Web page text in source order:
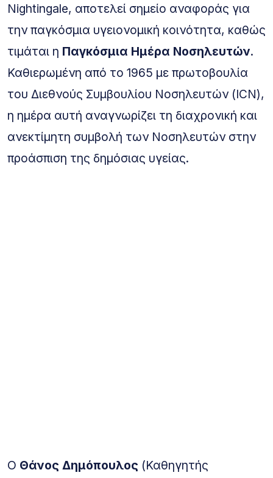
Nightingale, αποτελεί σημείο αναφοράς για
την παγκόσμια υγειονομική κοινότητα, καθώς
τιμάται η Παγκόσμια Ημέρα Νοσηλευτών.
Καθιερωμένη από το 1965 με πρωτοβουλία
του Διεθνούς Συμβουλίου Νοσηλευτών (ICN),
η ημέρα αυτή αναγνωρίζει τη διαχρονική και
ανεκτίμητη συμβολή των Νοσηλευτών στην
προάσπιση της δημόσιας υγείας.
Ο Θάνος Δημόπουλος (Καθηγητής